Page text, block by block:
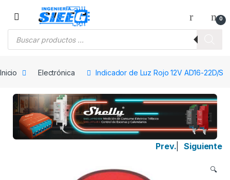
Saltar a la navegación
Saltar al contenido
0
Inicio Electrónica Indicador de Luz Rojo 12V AD16-22D/S
Prev. Siguiente
🔍